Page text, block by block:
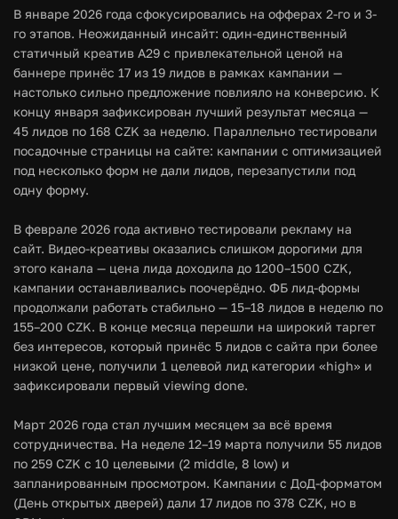
В январе 2026 года сфокусировались на офферах 2-го и 3-
го этапов. Неожиданный инсайт: один-единственный
статичный креатив А29 с привлекательной ценой на
баннере принёс 17 из 19 лидов в рамках кампании —
настолько сильно предложение повлияло на конверсию. К
концу января зафиксирован лучший результат месяца —
45 лидов по 168 CZK за неделю. Параллельно тестировали
посадочные страницы на сайте: кампании с оптимизацией
под несколько форм не дали лидов, перезапустили под
одну форму.
В феврале 2026 года активно тестировали рекламу на
сайт. Видео-креативы оказались слишком дорогими для
этого канала — цена лида доходила до 1200–1500 CZK,
кампании останавливались поочерёдно. ФБ лид-формы
продолжали работать стабильно — 15–18 лидов в неделю по
155–200 CZK. В конце месяца перешли на широкий таргет
без интересов, который принёс 5 лидов с сайта при более
низкой цене, получили 1 целевой лид категории «high» и
зафиксировали первый viewing done.
Март 2026 года стал лучшим месяцем за всё время
сотрудничества. На неделе 12–19 марта получили 55 лидов
по 259 CZK с 10 целевыми (2 middle, 8 low) и
запланированным просмотром. Кампании с ДоД-форматом
(День открытых дверей) дали 17 лидов по 378 CZK, но в